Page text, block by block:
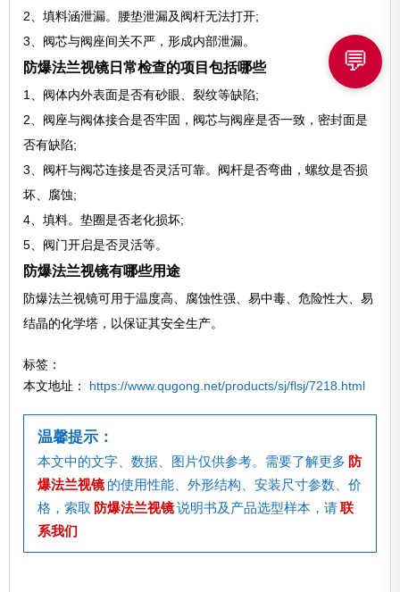
2、填料涵泄漏。腰垫泄漏及阀杆无法打开;
3、阀芯与阀座间关不严，形成内部泄漏。
防爆法兰视镜日常检查的项目包括哪些
1、阀体内外表面是否有砂眼、裂纹等缺陷;
2、阀座与阀体接合是否牢固，阀芯与阀座是否一致，密封面是
否有缺陷;
3、阀杆与阀芯连接是否灵活可靠。阀杆是否弯曲，螺纹是否损
坏、腐蚀;
4、填料。垫圈是否老化损坏;
5、阀门开启是否灵活等。
防爆法兰视镜有哪些用途
防爆法兰视镜可用于温度高、腐蚀性强、易中毒、危险性大、易
结晶的化学塔，以保证其安全生产。
标签：
本文地址： https://www.qugong.net/products/sj/flsj/7218.html
温馨提示：
本文中的文字、数据、图片仅供参考。需要了解更多 防
爆法兰视镜 的使用性能、外形结构、安装尺寸参数、价
格，索取 防爆法兰视镜说明书及产品选型样本，请联
系我们
💬